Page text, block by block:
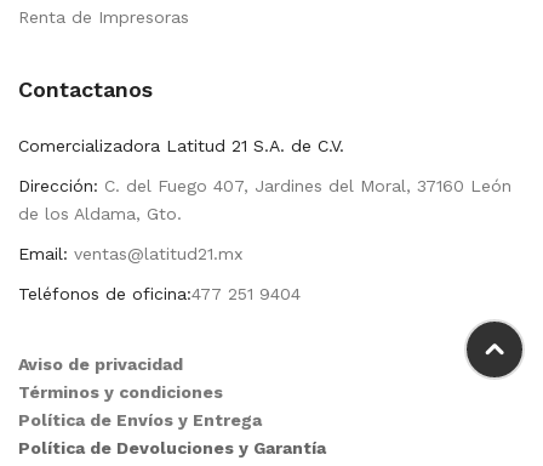
Renta de Impresoras
Contactanos
Comercializadora Latitud 21 S.A. de C.V.
Dirección: C. del Fuego 407, Jardines del Moral, 37160 León
de los Aldama, Gto.
Email: ventas@latitud21.mx
Teléfonos de oficina:477 251 9404
Aviso de privacidad
Términos y condiciones
Política de Envíos y Entrega
Política de Devoluciones y Garantía